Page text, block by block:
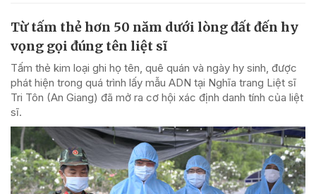
Từ tấm thẻ hơn 50 năm dưới lòng đất đến hy
vọng gọi đúng tên liệt sĩ
Tấm thẻ kim loại ghi họ tên, quê quán và ngày hy sinh, được
phát hiện trong quá trình lấy mẫu ADN tại Nghĩa trang Liệt sĩ
Tri Tôn (An Giang) đã mở ra cơ hội xác định danh tính của liệt
sĩ.